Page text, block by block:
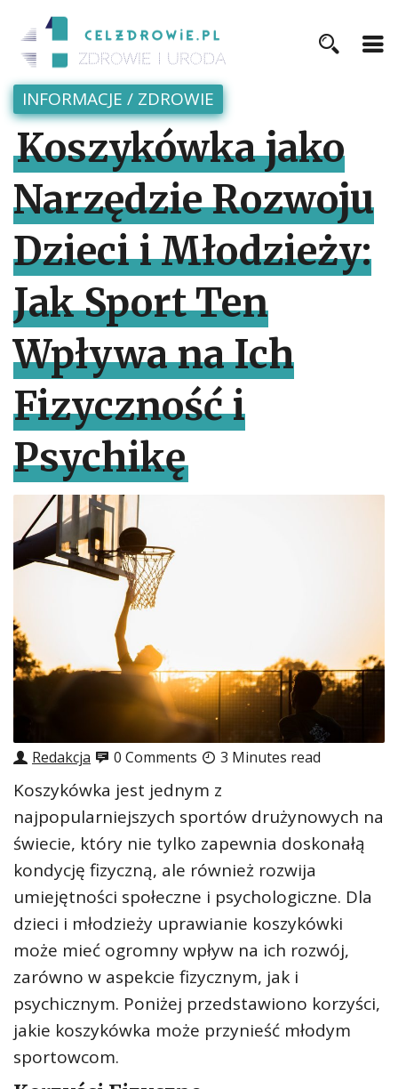
INFORMACJE / ZDROWIE
Koszykówka jako
Narzędzie Rozwoju
Dzieci i Młodzieży:
Jak Sport Ten
Wpływa na Ich
Fizyczność i
Psychikę
Redakcja 0 Comments 3 Minutes read
Koszykówka jest jednym z
najpopularniejszych sportów drużynowych na
świecie, który nie tylko zapewnia doskonałą
kondycję fizyczną, ale również rozwija
umiejętności społeczne i psychologiczne. Dla
dzieci i młodzieży uprawianie koszykówki
może mieć ogromny wpływ na ich rozwój,
zarówno w aspekcie fizycznym, jak i
psychicznym. Poniżej przedstawiono korzyści,
jakie koszykówka może przynieść młodym
sportowcom.